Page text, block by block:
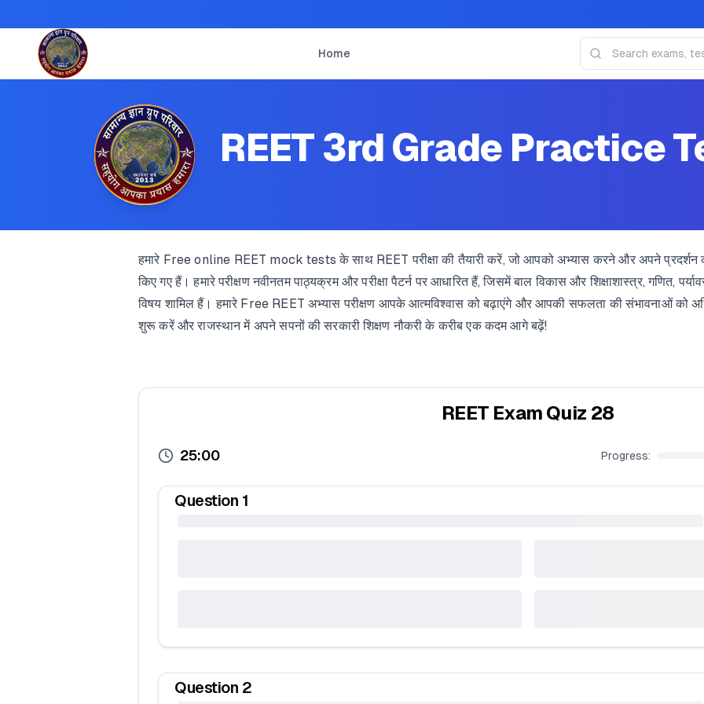
Home
REET 3rd Grade Practice
हमारे Free online REET mock tests के साथ REET परीक्षा की तैयारी करें, जो आपको अभ्यास करने और अपने प्रदर्शन
किए गए हैं। हमारे परीक्षण नवीनतम पाठ्यक्रम और परीक्षा पैटर्न पर आधारित हैं, जिसमें बाल विकास और शिक्षाशास्त्र, गणित,
विषय शामिल हैं। हमारे Free REET अभ्यास परीक्षण आपके आत्मविश्वास को बढ़ाएंगे और आपकी सफलता की संभावनाओं
शुरू करें और राजस्थान में अपने सपनों की सरकारी शिक्षण नौकरी के करीब एक कदम आगे बढ़ें!
REET Exam Quiz 28
25:00 Progress:
Question 1
Question 2